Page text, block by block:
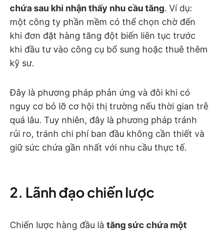
chứa sau khi nhận thấy nhu cầu tăng. Ví dụ:
một công ty phần mềm có thể chọn chờ đến
khi đơn đặt hàng tăng đột biến liên tục trước
khi đầu tư vào công cụ bổ sung hoặc thuê thêm
kỹ sư.
Đây là phương pháp phản ứng và đôi khi có
nguy cơ bỏ lỡ cơ hội thị trường nếu thời gian trễ
quá lâu. Tuy nhiên, đây là phương pháp tránh
rủi ro, tránh chi phí ban đầu không cần thiết và
giữ sức chứa gần nhất với nhu cầu thực tế.
2. Lãnh đạo chiến lược
Chiến lược hàng đầu là tăng sức chứa một